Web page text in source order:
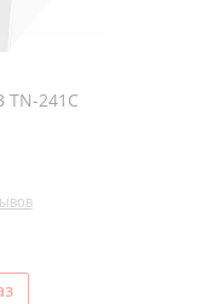
TN-241C